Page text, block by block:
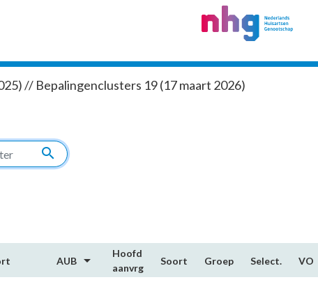
// Bepalingenclusters 19 (17 maart 2026)
search
AUB arrow_drop_down
Hoofd​
aanvrg
Soort Groep Select. VO